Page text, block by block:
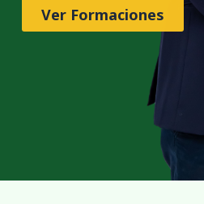
Ver Formaciones